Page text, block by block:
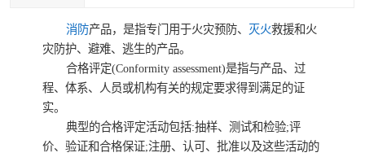
消防产品，是指专门用于火灾预防、 灭火救援和火
灾防护、避难、逃生的产品。
合格评定(Conformity assessment)是指与产品、过
程、体系、人员或机构有关的规定要求得到满足的证
实。
典型的合格评定活动包括:抽样、测试和检验;评
价、验证和合格保证;注册、认可、批准以及这些活动的